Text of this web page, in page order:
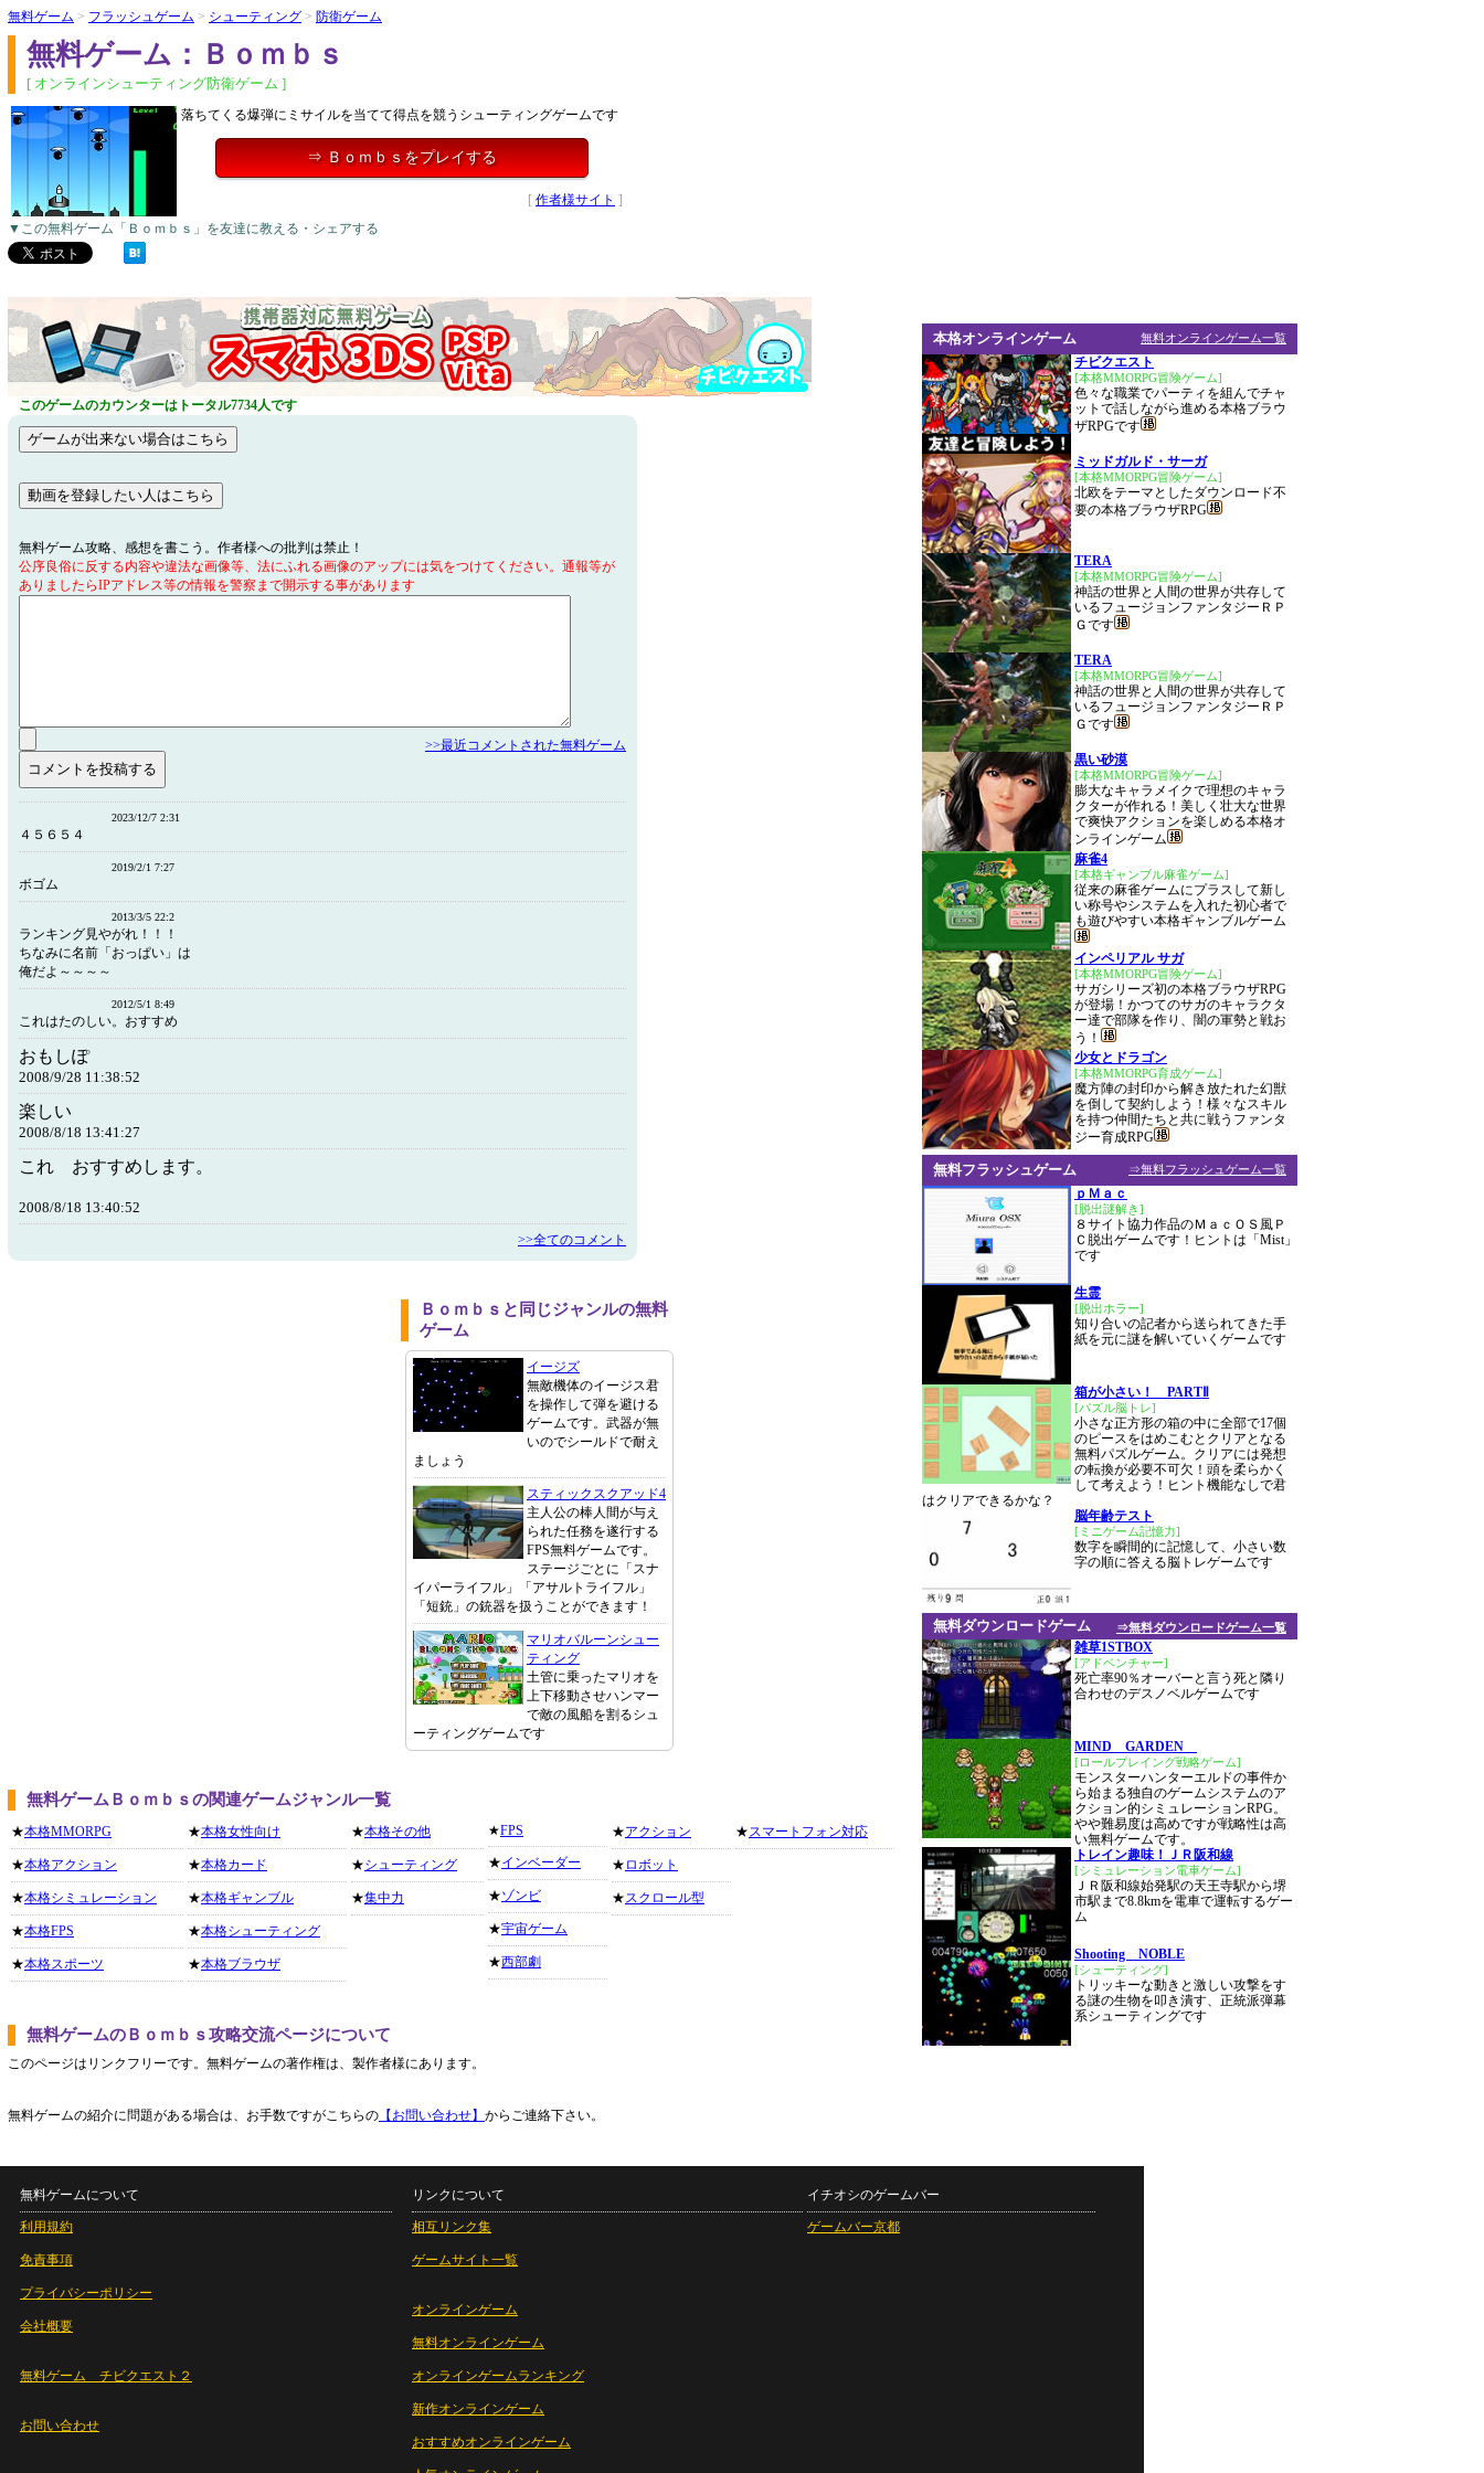
無料ゲーム > フラッシュゲーム > シューティング > 防衛ゲーム
無料ゲーム：Ｂｏｍｂｓ
[ オンラインシューティング防衛ゲーム ]
落ちてくる爆弾にミサイルを当てて得点を競うシューティングゲームです
⇒ Ｂｏｍｂｓをプレイする
[ 作者様サイト ]
▼この無料ゲーム「Ｂｏｍｂｓ」を友達に教える・シェアする
このゲームのカウンターはトータル7734人です
無料ゲーム攻略、感想を書こう。作者様への批判は禁止！
公序良俗に反する内容や違法な画像等、法にふれる画像のアップには気をつけてください。通報等が
ありましたらIPアドレス等の情報を警察まで開示する事があります
>>最近コメントされた無料ゲーム
2023/12/7 2:31
４５６５４
2019/2/1 7:27
ボゴム
2013/3/5 22:2
ランキング見やがれ！！！
ちなみに名前「おっぱい」は
俺だよ～～～～
2012/5/1 8:49
これはたのしい。おすすめ
おもしぽ
2008/9/28 11:38:52
楽しい
2008/8/18 13:41:27
これ おすすめします。
2008/8/18 13:40:52
>>全てのコメント
Ｂｏｍｂｓと同じジャンルの無料
ゲーム
イージズ
無敵機体のイージス君
を操作して弾を避ける
ゲームです。武器が無
いのでシールドで耐え
ましょう
スティックスクアッド4
主人公の棒人間が与え
られた任務を遂行する
FPS無料ゲームです。
ステージごとに「スナ
イパーライフル」「アサルトライフル」
「短銃」の銃器を扱うことができます！
マリオバルーンシュー
ティング
土管に乗ったマリオを
上下移動させハンマー
で敵の風船を割るシュ
ーティングゲームです
無料ゲームＢｏｍｂｓの関連ゲームジャンル一覧
★本格MMORPG
★本格アクション
★本格シミュレーション
★本格FPS
★本格スポーツ
★本格女性向け
★本格カード
★本格ギャンブル
★本格シューティング
★本格ブラウザ
★本格その他
★シューティング
★集中力
★FPS
★インベーダー
★ゾンビ
★宇宙ゲーム
★西部劇
★アクション
★ ロボット
★スクロール型
★スマートフォン対応
無料ゲームのＢｏｍｂｓ攻略交流ページについて
このページはリンクフリーです。無料ゲームの著作権は、製作者様にあります。
無料ゲームの紹介に問題がある場合は、お手数ですがこちらの 【お問い合わせ】 からご連絡下さい。
無料オンラインゲーム一覧
本格オンラインゲーム
チビクエスト
[本格MMORPG冒険ゲーム]
色々な職業でパーティを組んでチャ
ットで話しながら進める本格ブラウ
ザRPGです
ミッドガルド・サーガ
[本格MMORPG冒険ゲーム]
北欧をテーマとしたダウンロード不
要の本格ブラウザRPG
TERA
[本格MMORPG冒険ゲーム]
神話の世界と人間の世界が共存して
いるフュージョンファンタジーＲＰ
Ｇです
TERA
[本格MMORPG冒険ゲーム]
神話の世界と人間の世界が共存して
いるフュージョンファンタジーＲＰ
Ｇです
黒い砂漠
[本格MMORPG冒険ゲーム]
膨大なキャラメイクで理想のキャラ
クターが作れる！美しく壮大な世界
で爽快アクションを楽しめる本格オ
ンラインゲーム
麻雀4
[本格ギャンブル麻雀ゲーム]
従来の麻雀ゲームにプラスして新し
い称号やシステムを入れた初心者で
も遊びやすい本格ギャンブルゲーム
インペリアル サガ
[本格MMORPG冒険ゲーム]
サガシリーズ初の本格ブラウザRPG
が登場！かつてのサガのキャラクタ
ー達で部隊を作り、闇の軍勢と戦お
う！
少女とドラゴン
[本格MMORPG育成ゲーム]
魔方陣の封印から解き放たれた幻獣
を倒して契約しよう！様々なスキル
を持つ仲間たちと共に戦うファンタ
ジー育成RPG
⇒無料フラッシュゲーム一覧
無料フラッシュゲーム
ｐＭａｃ
[脱出謎解き]
８サイト協力作品のＭａｃＯＳ風Ｐ
Ｃ脱出ゲームです！ヒントは「Mist」
です
生霊
[脱出ホラー]
知り合いの記者から送られてきた手
紙を元に謎を解いていくゲームです
箱が小さい！ PARTⅡ
[パズル脳トレ]
小さな正方形の箱の中に全部で17個
のピースをはめこむとクリアとなる
無料パズルゲーム。クリアには発想
の転換が必要不可欠！頭を柔らかく
して考えよう！ヒント機能なしで君
はクリアできるかな？
脳年齢テスト
[ミニゲーム記憶力]
数字を瞬間的に記憶して、小さい数
字の順に答える脳トレゲームです
⇒無料ダウンロードゲーム一覧
無料ダウンロードゲーム
雑草1STBOX
[アドベンチャー]
死亡率90％オーバーと言う死と隣り
合わせのデスノベルゲームです
MIND GARDEN
[ロールプレイング戦略ゲーム]
モンスターハンターエルドの事件か
ら始まる独自のゲームシステムのア
クション的シミュレーションRPG。
やや難易度は高めですが戦略性は高
い無料ゲームです。
トレイン趣味！ＪＲ阪和線
[シミュレーション電車ゲーム]
ＪＲ阪和線始発駅の天王寺駅から堺
市駅まで8.8kmを電車で運転するゲー
ム
Shooting NOBLE
[シューティング]
トリッキーな動きと激しい攻撃をす
る謎の生物を叩き潰す、正統派弾幕
系シューティングです
無料ゲームについて
利用規約
免責事項
プライバシーポリシー
会社概要
無料ゲーム チビクエスト２
お問い合わせ
リンクについて
相互リンク集
ゲームサイト一覧
オンラインゲーム
無料オンラインゲーム
オンラインゲームランキング
新作オンラインゲーム
おすすめオンラインゲーム
イチオシのゲームバー
ゲームバー京都